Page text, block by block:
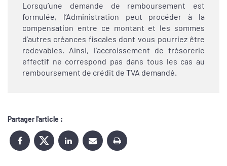
Lorsqu’une demande de remboursement est
formulée, l’Administration peut procéder à la
compensation entre ce montant et les sommes
d’autres créances fiscales dont vous pourriez être
redevables. Ainsi, l’accroissement de trésorerie
effectif ne correspond pas dans tous les cas au
remboursement de crédit de TVA demandé.
Partager l'article :